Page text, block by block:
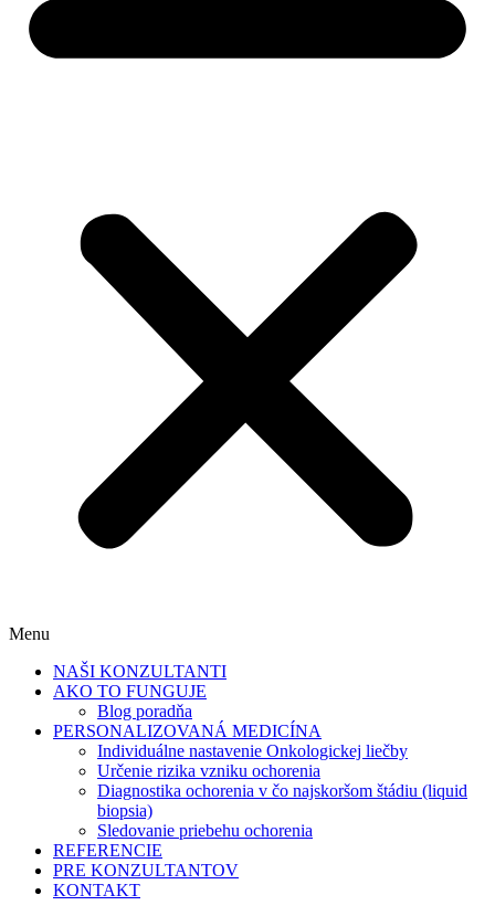
Menu
NAŠI KONZULTANTI
AKO TO FUNGUJE
Blog poradňa
PERSONALIZOVANÁ MEDICÍNA
Individuálne nastavenie Onkologickej liečby
Určenie rizika vzniku ochorenia
Diagnostika ochorenia v čo najskoršom štádiu (liquid
biopsia)
Sledovanie priebehu ochorenia
REFERENCIE
PRE KONZULTANTOV
KONTAKT